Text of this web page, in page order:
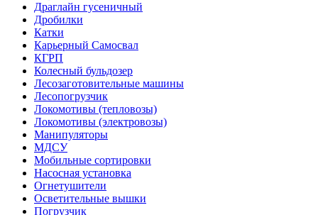
Драглайн гусеничный
Дробилки
Катки
Карьерный Самосвал
КГРП
Колесный бульдозер
Лесозаготовительные машины
Лесопогрузчик
Локомотивы (тепловозы)
Локомотивы (электровозы)
Манипуляторы
МДСУ
Мобильные сортировки
Насосная установка
Огнетушители
Осветительные вышки
Погрузчик